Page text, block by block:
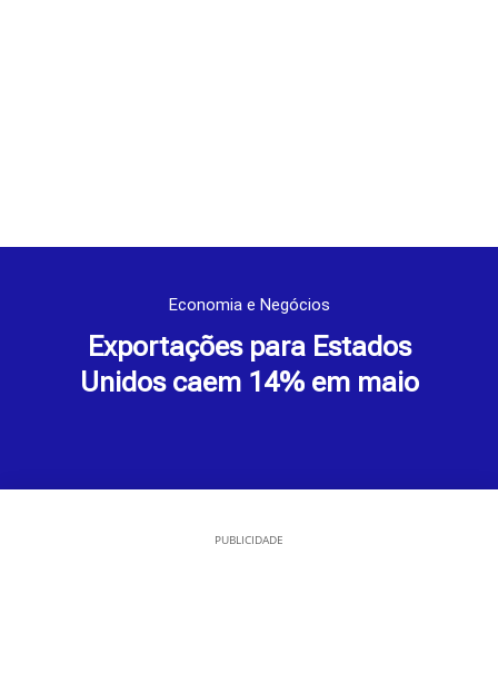
Economia e Negócios
Exportações para Estados
Unidos caem 14% em maio
PUBLICIDADE